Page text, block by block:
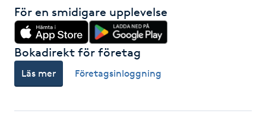
Hudvård
Hyaluronsyra
För en smidigare upplevelse
Bokadirekt för företag
Läs mer Företagsinloggning